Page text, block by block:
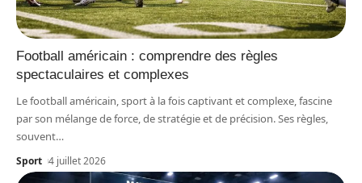
Football américain : comprendre des règles
spectaculaires et complexes
Le football américain, sport à la fois captivant et complexe, fascine
par son mélange de force, de stratégie et de précision. Ses règles,
souvent…
Sport 4 juillet 2026